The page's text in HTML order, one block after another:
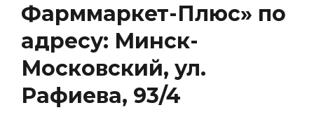
Фарммаркет-Плюс» по
адресу: Минск-
Московский, ул.
Рафиева, 93/4